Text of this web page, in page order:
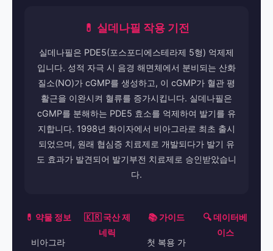
💊 실데나필 작용 기전
실데나필은 PDE5(포스포디에스테라제 5형) 억제제
입니다. 성적 자극 시 음경 해면체에서 분비되는 산화
질소(NO)가 cGMP를 생성하고, 이 cGMP가 혈관 평
활근을 이완시켜 혈류를 증가시킵니다. 실데나필은
cGMP를 분해하는 PDE5 효소를 억제하여 발기를 유
지합니다. 1998년 화이자에서 비아그라로 최초 출시
되었으며, 원래 협심증 치료제로 개발되다가 발기 유
도 효과가 발견되어 발기부전 치료제로 승인받았습니
다.
💊 약물 정보
비아그라
🇰🇷 국산 제
네릭
📚 가이드
첫 복용 가
🔍 데이터베
이스